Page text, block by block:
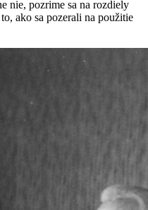
nie, pozrime sa na rozdiely
ako sa pozerali na použitie